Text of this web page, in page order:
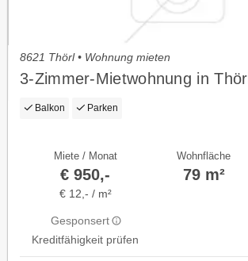
8621 Thörl • Wohnung mieten
3-Zimmer-Mietwohnung in Thörl
Balkon Parken
Miete / Monat
€ 950,-
€ 12,- / m²
Gesponsert
Kreditfähigkeit prüfen
Wohnfläche
79 m²